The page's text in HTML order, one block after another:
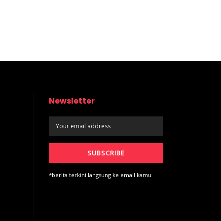
Newsletter
*berita terkini langsung ke email kamu